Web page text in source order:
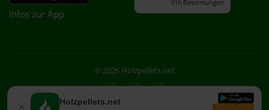
× Holzpellets.net
Infos zur App
316 Bewertungen
© 2026 Holzpellets.net
Facebook